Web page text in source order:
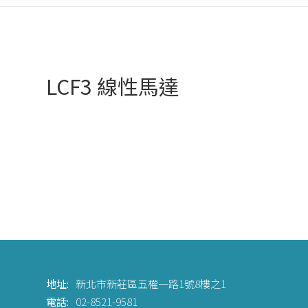
LCF3 線性馬達
地址: 新北市新莊區五權一路1號8樓之1
電話: 02-8521-9581